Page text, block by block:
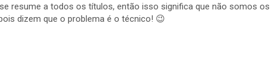
resume a todos os títulos, então isso significa que não somos os
dizem que o problema é o técnico! 😉